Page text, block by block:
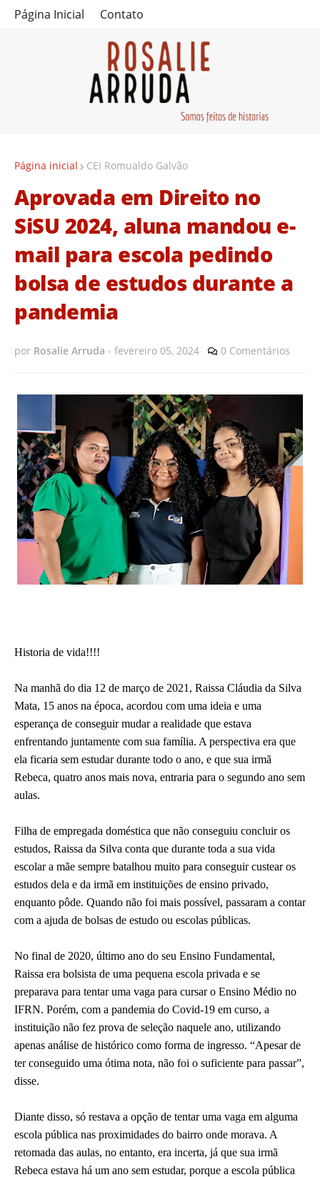
Página Inicial Contato
Página inicial CEI Romualdo Galvão
Aprovada em Direito no
SiSU 2024, aluna mandou e-
mail para escola pedindo
bolsa de estudos durante a
pandemia
por Rosalie Arruda - fevereiro 05, 2024 0 Comentários
Historia de vida!!!!
Na manhã do dia 12 de março de 2021, Raissa Cláudia da Silva
Mata, 15 anos na época, acordou com uma ideia e uma
esperança de conseguir mudar a realidade que estava
enfrentando juntamente com sua família. A perspectiva era que
ela ficaria sem estudar durante todo o ano, e que sua irmã
Rebeca, quatro anos mais nova, entraria para o segundo ano sem
aulas.
Filha de empregada doméstica que não conseguiu concluir os
estudos, Raissa da Silva conta que durante toda a sua vida
escolar a mãe sempre batalhou muito para conseguir custear os
estudos dela e da irmã em instituições de ensino privado,
enquanto pôde. Quando não foi mais possível, passaram a contar
com a ajuda de bolsas de estudo ou escolas públicas.
No final de 2020, último ano do seu Ensino Fundamental,
Raissa era bolsista de uma pequena escola privada e se
preparava para tentar uma vaga para cursar o Ensino Médio no
IFRN. Porém, com a pandemia do Covid-19 em curso, a
instituição não fez prova de seleção naquele ano, utilizando
apenas análise de histórico como forma de ingresso. “Apesar de
ter conseguido uma ótima nota, não foi o suficiente para passar”,
disse.
Diante disso, só restava a opção de tentar uma vaga em alguma
escola pública nas proximidades do bairro onde morava. A
retomada das aulas, no entanto, era incerta, já que sua irmã
Rebeca estava há um ano sem estudar, porque a escola pública